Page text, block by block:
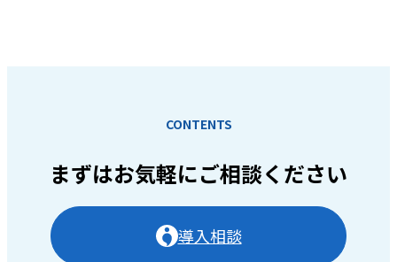
CONTENTS
まずはお気軽にご相談ください
導入相談